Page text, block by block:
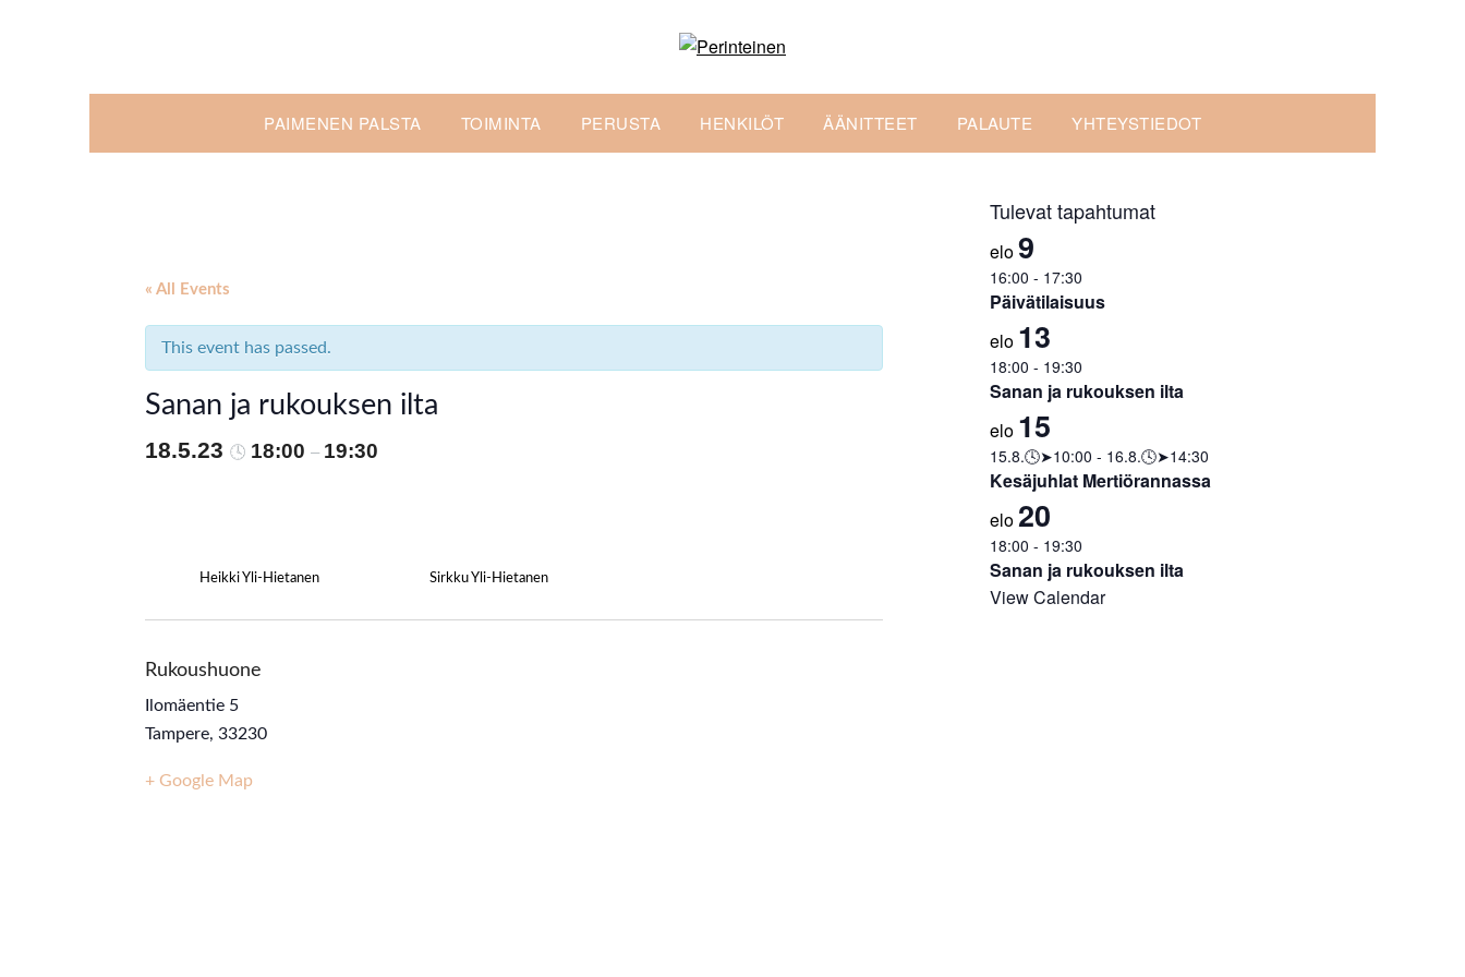
PAIMENEN PALSTA TOIMINTA PERUSTA HENKILÖT ÄÄNITTEET PALAUTE YHTEYSTIEDOT
« All Events
This event has passed.
Sanan ja rukouksen ilta
18.5.23🕓 18:00– 19:30
Heikki Yli-Hietanen Sirkku Yli-Hietanen
Rukoushuone
Ilomäentie 5
Tampere, 33230
+ Google Map
Tulevat tapahtumat
elo9
16:00 - 17:30
Päivätilaisuus
elo 13
18:00 - 19:30
Sanan ja rukouksen ilta
elo 15
15.8.🕓➤10:00 - 16.8.🕓➤14:30
Kesäjuhlat Mertiörannassa
elo20
18:00 - 19:30
Sanan ja rukouksen ilta
View Calendar